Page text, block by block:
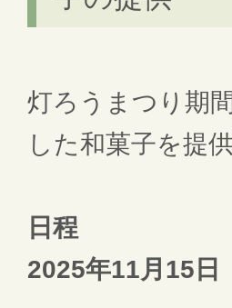
灯ろうまつり期
した和菓子を提
日程
2025年11月15日